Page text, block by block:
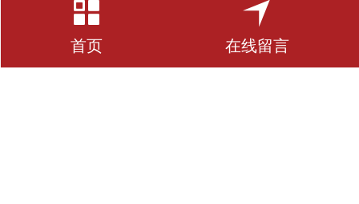
首页 在线留言